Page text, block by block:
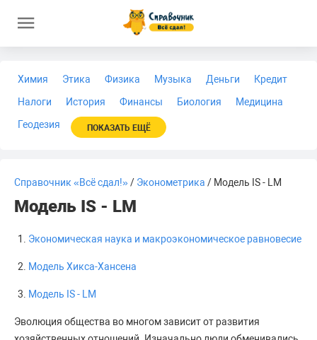
Химия Этика Физика Музыка Деньги
Кредит
Налоги
История Финансы Биология
Медицина
Геодезия
ПОКАЗАТЬ ЕЩЁ
Справочник «Всё сдал!»/ Эконометрика / Модель IS - LM
Модель IS - LM
Экономическая наука и макроэкономическое равновесие
Модель Хикса-Хансена
Модель IS - LM
Эволюция общества во многом зависит от развития